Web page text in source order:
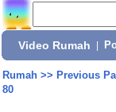
Video Rumah
Rumah>> Previous
80